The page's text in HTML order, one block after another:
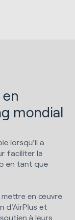
mondial
lorsqu'il a
faciliter la
en tant que
mettre en œuvre
d'AirPlus et
à leurs